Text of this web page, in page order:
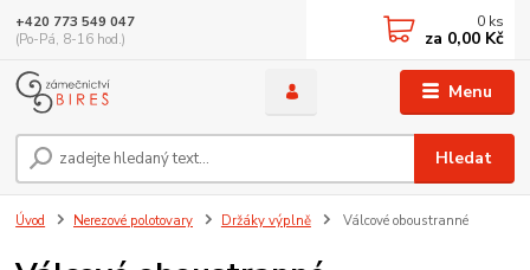
Menu
Hledat
+420 773 549 047
(Po-Pá, 8-16 hod.)
0 ks
za 0,00 Kč
Úvod Nerezové polotovary Držáky výplně Válcové oboustranné